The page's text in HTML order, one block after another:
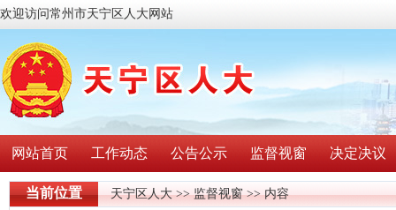
欢迎访问常州市天宁区人大网站
网站首页 工作动态 公告公示 监督视窗 决定决议
当前位置 天宁区人大>>监督视窗>> 内容